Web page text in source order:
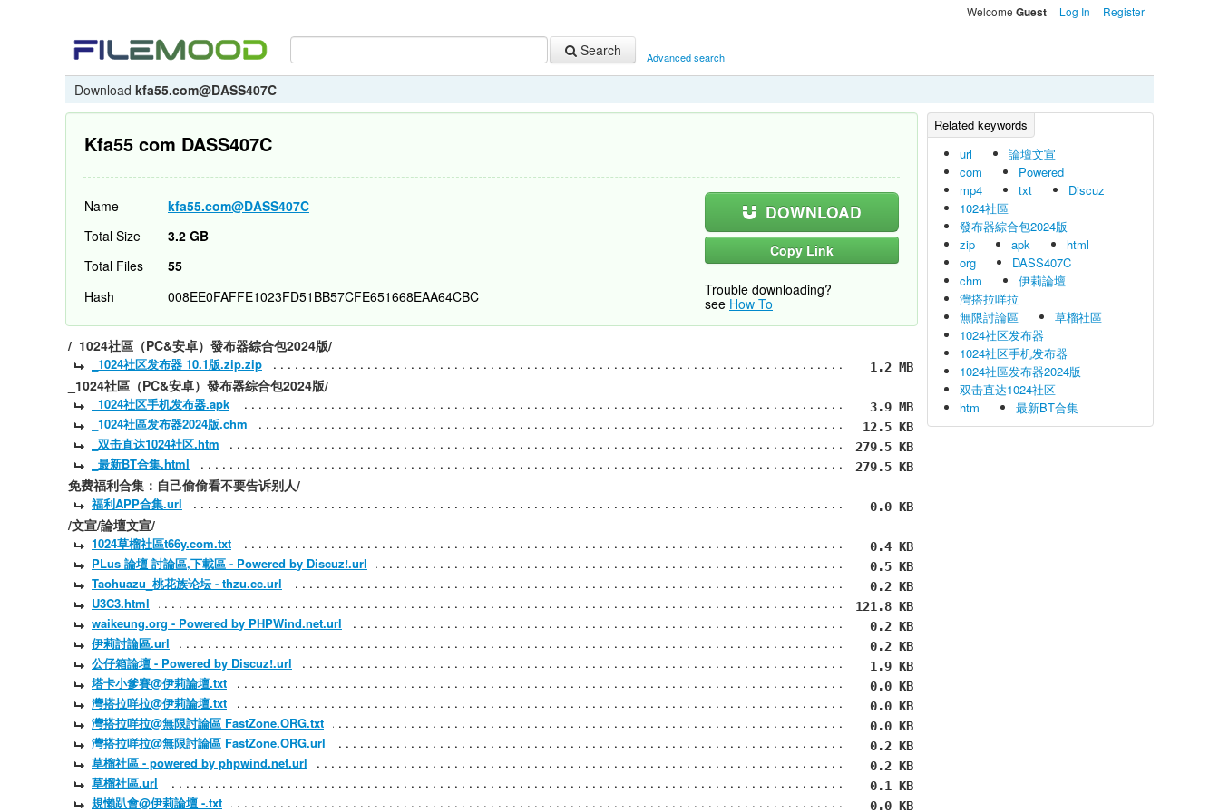
Welcome Guest Log In Register
Search Advanced search
Download kfa55.com@DASS407C
url
論壇文宣
com
Powered
mp4
txt
Discuz
1024社區
發布器綜合包2024版
zip
apk
html
org
DASS407C
chm
伊莉論壇
灣搭拉咩拉
無限討論區
草榴社區
1024社区发布器
1024社区手机发布器
1024社區发布器2024版
双击直达1024社区
htm
最新BT合集
Kfa55 com DASS407C
Name kfa55.com@DASS407C DOWNLOAD
Copy Link
Trouble downloading?
see How To
Total Size
3.2 GB
Total Files
55
Hash
008EE0FAFFE1023FD51BB57CFE651668EAA64CBC
/_1024社區（PC&安卓）發布器綜合包2024版/
_1024社区发布器 10.1版.zip.zip 1.2 MB
_1024社區（PC&安卓）發布器綜合包2024版/
_1024社区手机发布器.apk 3.9 MB
_1024社區发布器2024版.chm 12.5 KB
_双击直达1024社区.htm 279.5 KB
_最新BT合集.html 279.5 KB
免费福利合集：自己偷偷看不要告诉别人/
福利APP合集.url 0.0 KB
/文宣/論壇文宣/
1024草榴社區t66y.com.txt 0.4 KB
PLus 論壇 討論區,下載區 - Powered by Discuz!.url 0.5 KB
Taohuazu_桃花族论坛 - thzu.cc.url 0.2 KB
U3C3.html 121.8 KB
waikeung.org - Powered by PHPWind.net.url 0.2 KB
伊莉討論區.url 0.2 KB
公仔箱論壇 - Powered by Discuz!.url 1.9 KB
塔卡小爹賽@伊莉論壇.txt 0.0 KB
灣搭拉咩拉@伊莉論壇.txt 0.0 KB
灣搭拉咩拉@無限討論區 FastZone.ORG.txt 0.0 KB
灣搭拉咩拉@無限討論區 FastZone.ORG.url 0.2 KB
草榴社區 - powered by phpwind.net.url 0.2 KB
草榴社區.url 0.1 KB
規懶趴會@伊莉論壇 -.txt 0.0 KB